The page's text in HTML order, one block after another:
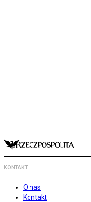
KONTAKT
O nas
Kontakt